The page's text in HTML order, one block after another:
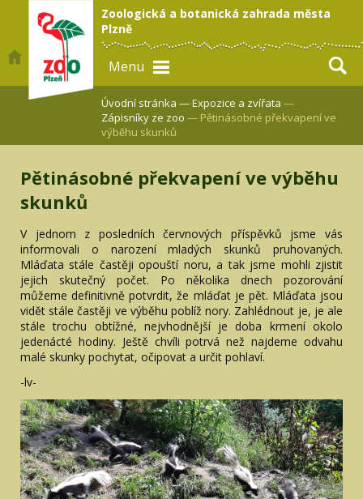
Zoologická a botanická zahrada města
Plzně
Menu
Úvodní stránka —Expozice a zvířata —
Zápisníky ze zoo — Pětinásobné překvapení ve
výběhu skunků
Pětinásobné překvapení ve výběhu
skunků
V jednom z posledních červnových příspěvků jsme vás
informovali o narození mladých skunků pruhovaných.
Mláďata stále častěji opouští noru, a tak jsme mohli zjistit
jejich skutečný počet. Po několika dnech pozorování
můžeme definitivně potvrdit, že mláďat je pět. Mláďata jsou
vidět stále častěji ve výběhu poblíž nory. Zahlédnout je, je ale
stále trochu obtížné, nejvhodnější je doba krmení okolo
jedenácté hodiny. Ještě chvíli potrvá než najdeme odvahu
malé skunky pochytat, očipovat a určit pohlaví.
-lv-